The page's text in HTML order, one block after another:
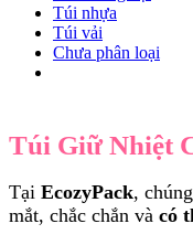
Túi nhựa
Túi vải
Chưa phân loại
Túi Giữ Nhiệt
Tại EcozyPack,
mắt, chắc chắn và có